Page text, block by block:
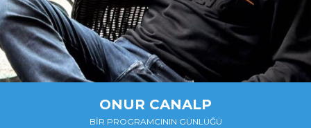
ONUR CANALP
BIR PROGRAMCININ GÜNLÜĞÜ